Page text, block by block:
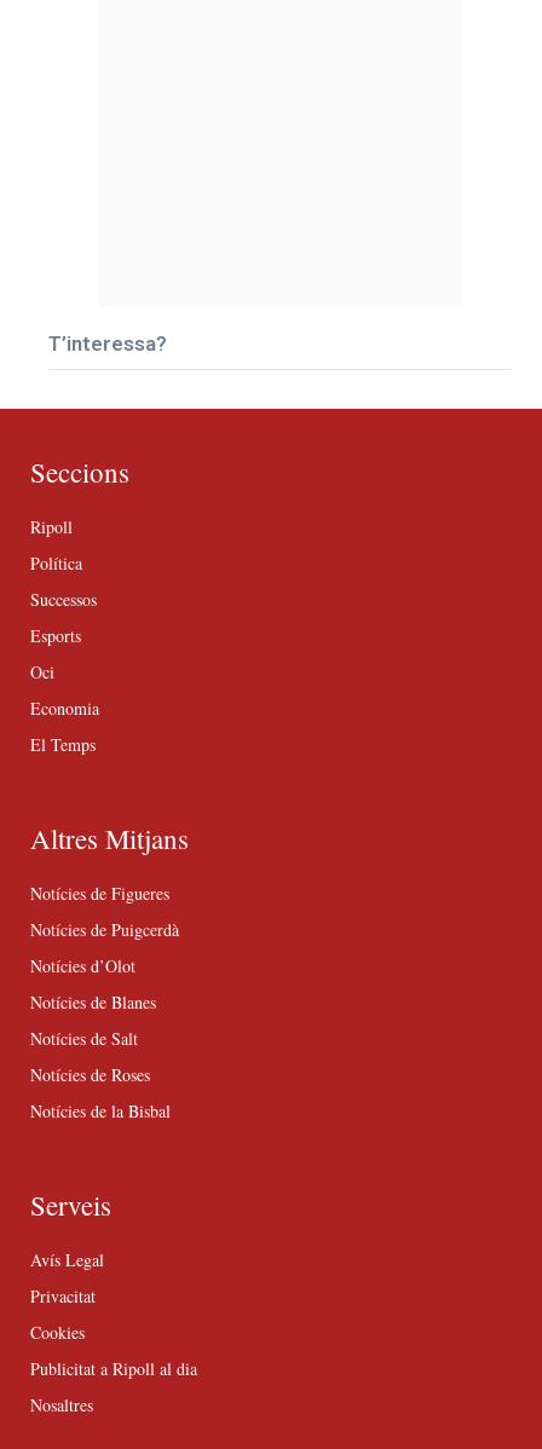
T’interessa?
Seccions
Ripoll
Política
Successos
Esports
Oci
Economia
El Temps
Altres Mitjans
Notícies de Figueres
Notícies de Puigcerdà
Notícies d’Olot
Notícies de Blanes
Notícies de Salt
Notícies de Roses
Notícies de la Bisbal
Serveis
Avís Legal
Privacitat
Cookies
Publicitat a Ripoll al dia
Nosaltres